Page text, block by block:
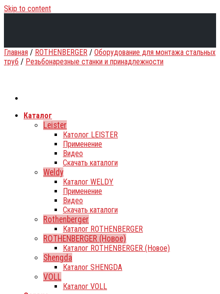
Skip to content
Каталог
Leister
Католог LEISTER
Применение
Видео
Скачать каталоги
Weldy
Каталог WELDY
Применение
Видео
Скачать каталоги
Rothenberger
Каталог ROTHENBERGER
ROTHENBERGER (Новое)
Каталог ROTHENBERGER (Новое)
Shengda
Каталог SHENGDA
VOLL
Каталог VOLL
Главная / ROTHENBERGER / Оборудование для монтажа стальных
труб / Резьбонарезные станки и принадлежности